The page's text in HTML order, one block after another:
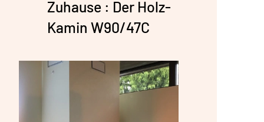
Zuhause : Der Holz-
Kamin W90/47C